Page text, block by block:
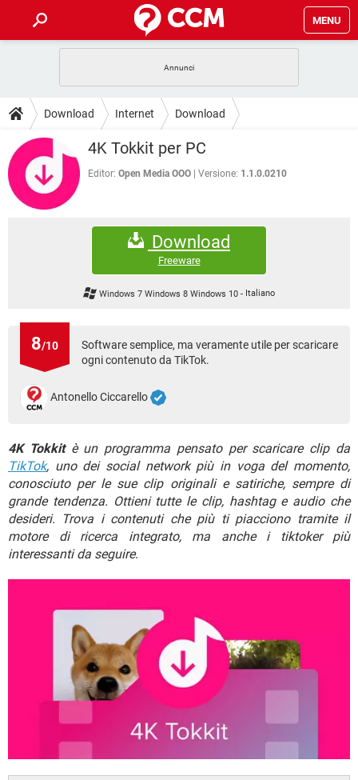
MENU
INTRATTENIMENTO ANDROID
iOS WINDOWS 10
INSTAGRAM WHATSAPP
TIKTOK
GUIDE
COVID-19
INTRATTENIMENTO
iOS
FACEBOOK
DOWNLOAD
COVID-19 GAMING
INTRATTENIMENTO
WINDOWS 10
WHATSAPP
FORUM
ANDROID
WINDOWS 10
WHATSAPP
TIKTOK
HARDWARE
GAMING
INSTAGRAM
TIKTOK FACEBOOK
HARDWARE
Download Internet Download
4K Tokkit per PC
Editor: Open Media OOO Versione: 1.1.0.0210
Download
Freeware
Windows 7 Windows 8 Windows 10- Italiano
8/10
Software semplice, ma veramente utile per scaricare
ogni contenuto da TikTok.
Antonello Ciccarello
4K Tokkitè un programma pensato per scaricare clip da
TikTok, uno dei social network più in voga del momento,
conosciuto per le sue clip originali e satiriche, sempre di
grande tendenza. Ottieni tutte le clip, hashtag e audio che
desideri. Trova i contenuti che più ti piacciono tramite il
motore di ricerca integrato, ma anche i tiktoker più
interessanti da seguire.